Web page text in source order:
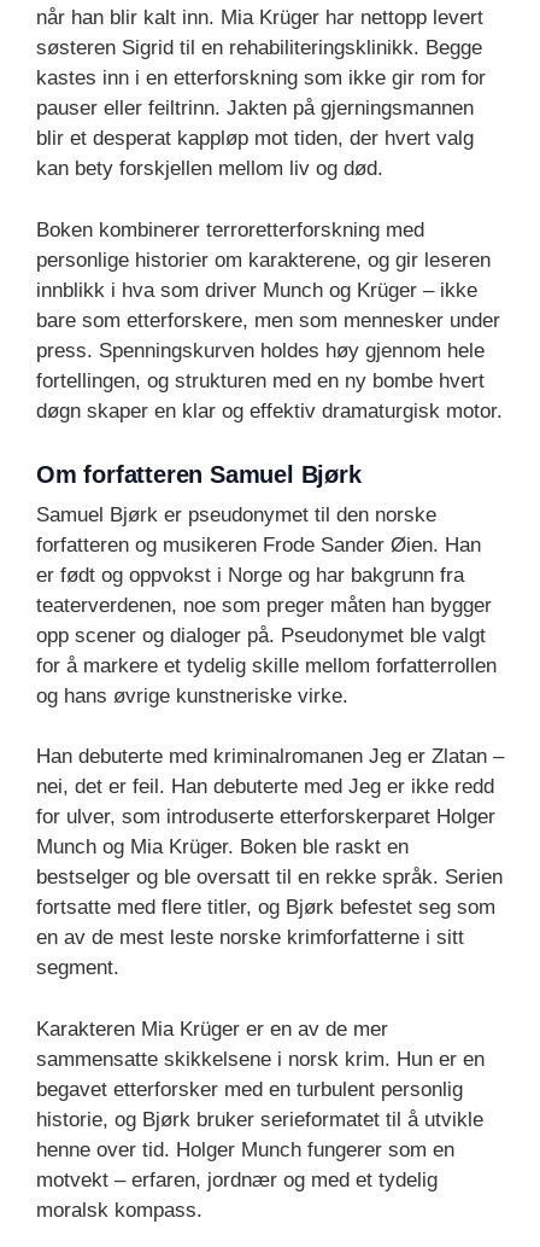
når han blir kalt inn. Mia Krüger har nettopp levert
søsteren Sigrid til en rehabiliteringsklinikk. Begge
kastes inn i en etterforskning som ikke gir rom for
pauser eller feiltrinn. Jakten på gjerningsmannen
blir et desperat kappløp mot tiden, der hvert valg
kan bety forskjellen mellom liv og død.
Boken kombinerer terroretterforskning med
personlige historier om karakterene, og gir leseren
innblikk i hva som driver Munch og Krüger – ikke
bare som etterforskere, men som mennesker under
press. Spenningskurven holdes høy gjennom hele
fortellingen, og strukturen med en ny bombe hvert
døgn skaper en klar og effektiv dramaturgisk motor.
Om forfatteren Samuel Bjørk
Samuel Bjørk er pseudonymet til den norske
forfatteren og musikeren Frode Sander Øien. Han
er født og oppvokst i Norge og har bakgrunn fra
teaterverdenen, noe som preger måten han bygger
opp scener og dialoger på. Pseudonymet ble valgt
for å markere et tydelig skille mellom forfatterrollen
og hans øvrige kunstneriske virke.
Han debuterte med kriminalromanen Jeg er Zlatan –
nei, det er feil. Han debuterte med Jeg er ikke redd
for ulver, som introduserte etterforskerparet Holger
Munch og Mia Krüger. Boken ble raskt en
bestselger og ble oversatt til en rekke språk. Serien
fortsatte med flere titler, og Bjørk befestet seg som
en av de mest leste norske krimforfatterne i sitt
segment.
Karakteren Mia Krüger er en av de mer
sammensatte skikkelsene i norsk krim. Hun er en
begavet etterforsker med en turbulent personlig
historie, og Bjørk bruker serieformatet til å utvikle
henne over tid. Holger Munch fungerer som en
motvekt – erfaren, jordnær og med et tydelig
moralsk kompass.